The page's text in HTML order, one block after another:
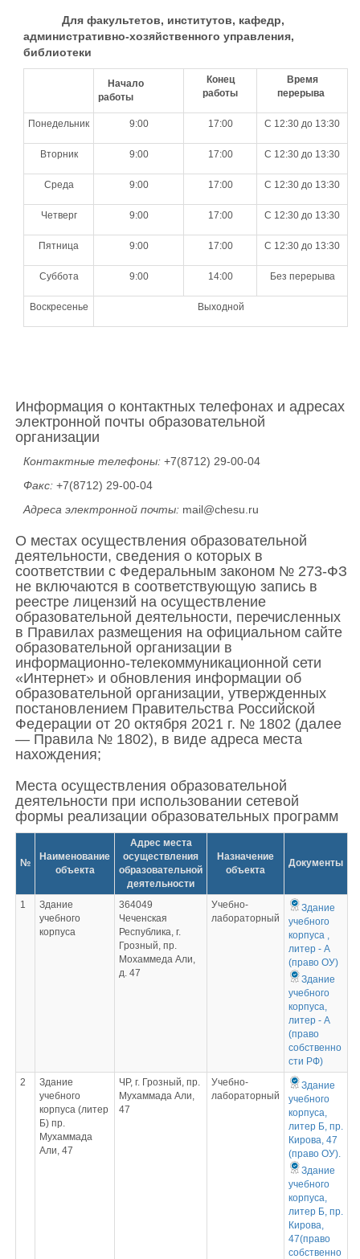
Для факультетов, институтов, кафедр,
административно-хозяйственного управления,
библиотеки
Начало
работы
Конец
работы
Время
перерыва
Понедельник 9:00 17:00 С 12:30 до 13:30
Вторник 9:00 17:00 С 12:30 до 13:30
Среда 9:00 17:00 С 12:30 до 13:30
Четверг 9:00 17:00 С 12:30 до 13:30
Пятница 9:00 17:00 С 12:30 до 13:30
Суббота 9:00 14:00 Без перерыва
Воскресенье Выходной
Информация о контактных телефонах и адресах
электронной почты образовательной
организации
Контактные телефоны: +7(8712) 29-00-04
Факс: +7(8712) 29-00-04
Адреса электронной почты: mail@chesu.ru
О местах осуществления образовательной
деятельности, сведения о которых в
соответствии с Федеральным законом № 273-ФЗ
не включаются в соответствующую запись в
реестре лицензий на осуществление
образовательной деятельности, перечисленных
в Правилах размещения на официальном сайте
образовательной организации в
информационно-телекоммуникационной сети
«Интернет» и обновления информации об
образовательной организации, утвержденных
постановлением Правительства Российской
Федерации от 20 октября 2021 г. № 1802 (далее
— Правила № 1802), в виде адреса места
нахождения;
Места осуществления образовательной
деятельности при использовании сетевой
формы реализации образовательных программ
№
Наименование
объекта
Адрес места
осуществления
образовательной
деятельности
Назначение
объекта
Документы
1
Здание
учебного
корпуса
364049
Чеченская
Республика, г.
Грозный, пр.
Мохаммеда Али,
д. 47
Учебно-
лабораторный
Здание
учебного
корпуса ,
литер - А
(право ОУ)
Здание
учебного
корпуса,
литер - А
(право
собственно
сти РФ)
2
Здание
учебного
корпуса (литер
Б) пр.
Мухаммада
Али, 47
ЧР, г. Грозный, пр.
Мухаммада Али,
47
Учебно-
лабораторный
Здание
учебного
корпуса,
литер Б, пр.
Кирова, 47
(право ОУ).
Здание
учебного
корпуса,
литер Б, пр.
Кирова,
47(право
собственно